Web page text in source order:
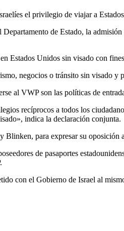
el privilegio de viajar a
de Estado, la
Estados Unidos sin visado con
negocios o tránsito sin visado y
al VWP son las políticas de
recíprocos a todos los
indica la declaración conjunta.
para expresar su
de pasaportes
con el Gobierno de Israel al